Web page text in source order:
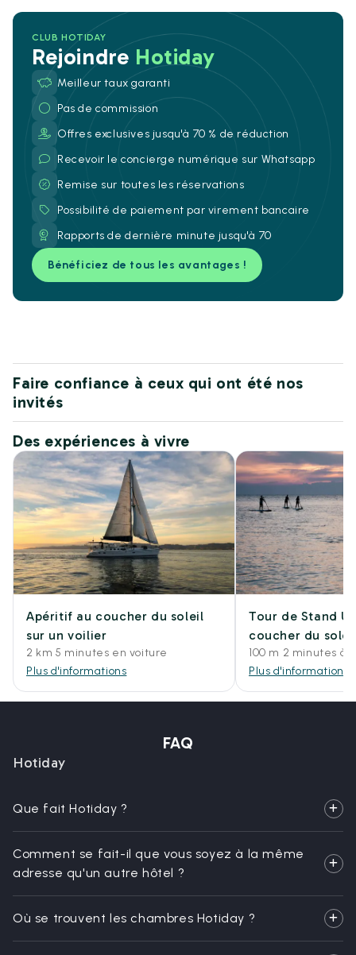
CLUB HOTIDAY
Rejoindre Hotiday
Meilleur taux garanti
Pas de commission
Offres exclusives jusqu'à 70 % de réduction
Recevoir le concierge numérique sur Whatsapp
Remise sur toutes les réservations
Possibilité de paiement par virement bancaire
Rapports de dernière minute jusqu'à 70
Bénéficiez de tous les avantages !
Faire confiance à ceux qui ont été nos
invités
Des expériences à vivre
Apéritif au coucher du soleil
sur un voilier
2 km 5 minutes en voiture
Plus d'informations
Tour de Stand
coucher du
100 m 2 minutes à
Plus d'informations
FAQ
Hotiday
Que fait Hotiday ?
Comment se fait-il que vous soyez à la même
adresse qu'un autre hôtel ?
Où se trouvent les chambres Hotiday ?